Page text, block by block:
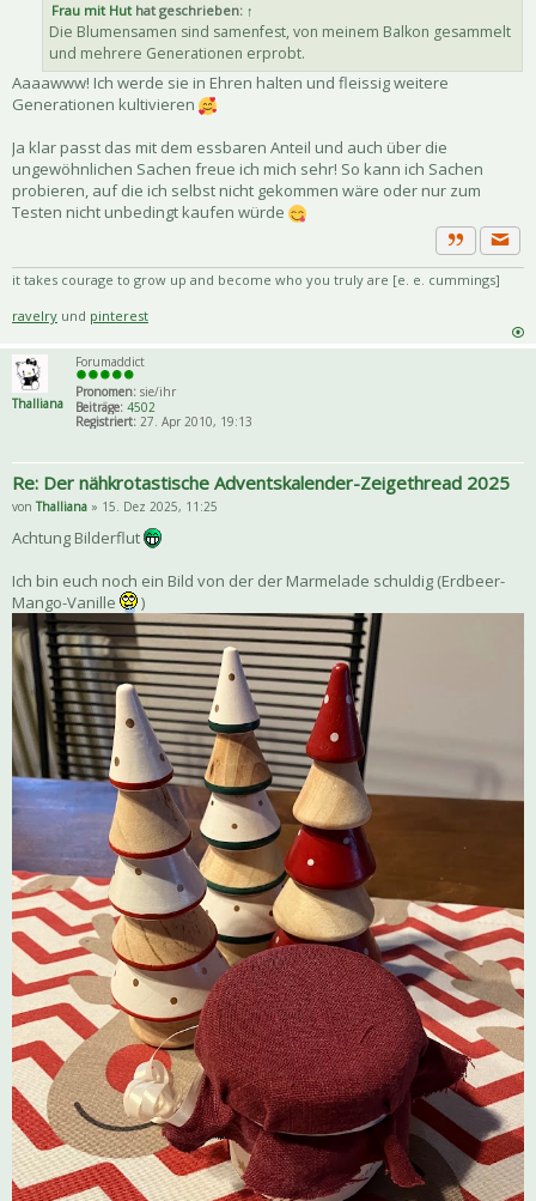
Frau mit Huthat geschrieben: ↑
Die Blumensamen sind samenfest, von meinem Balkon gesammelt
und mehrere Generationen erprobt.
Aaaawww! Ich werde sie in Ehren halten und fleissig weitere
Generationen kultivieren
Ja klar passt das mit dem essbaren Anteil und auch über die
ungewöhnlichen Sachen freue ich mich sehr! So kann ich Sachen
probieren, auf die ich selbst nicht gekommen wäre oder nur zum
Testen nicht unbedingt kaufen würde
Zitat
it takes courage to grow up and become who you truly are [e. e. cummings]
ravelry und pinterest
Thalliana
Forumaddict
Pronomen: sie/ihr
Beiträge: 4502
Registriert: 27. Apr 2010, 19:13
Re: Der nähkrotastische Adventskalender-Zeigethread 2025
von Thalliana » 15. Dez 2025, 11:25
Achtung Bilderflut
Ich bin euch noch ein Bild von der der Marmelade schuldig (Erdbeer-
Mango-Vanille
)